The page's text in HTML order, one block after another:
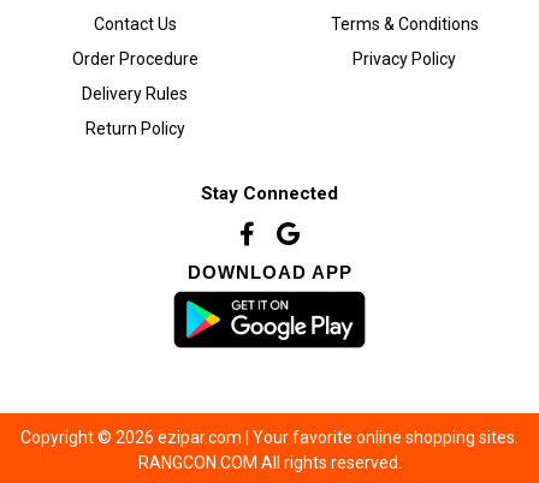
Contact Us
Order Procedure
Delivery Rules
Return Policy
Terms & Conditions
Privacy Policy
Stay Connected
DOWNLOAD APP
Copyright © 2026 ezipar.com | Your favorite online shopping sites.
RANGCON.COM All rights reserved.